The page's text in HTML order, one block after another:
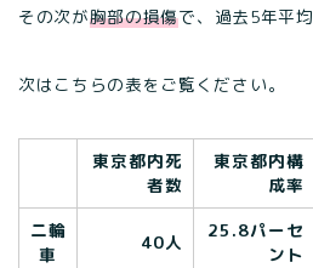
その次が胸部の損傷で、過去5年平
次はこちらの表をご覧ください。
東京都内死
者数
東京都内構
成率
二輪
車
40人
25.8パーセ
ント